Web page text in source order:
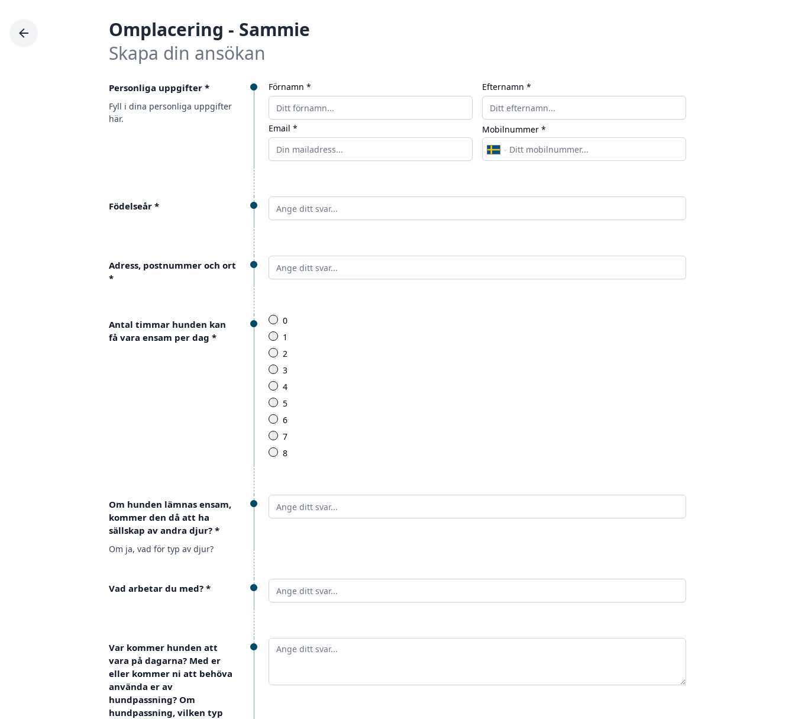
Omplacering - Sammie
Skapa din ansökan
Personliga uppgifter *
Fyll i dina personliga uppgifter
här.
Förnamn * Efternamn *
Email * Mobilnummer *
Födelseår *
Adress, postnummer och ort
*
Antal timmar hunden kan
få vara ensam per dag *
0
1
2
3
4
5
6
7
8
Om hunden lämnas ensam,
kommer den då att ha
sällskap av andra djur? *
Om ja, vad för typ av djur?
Vad arbetar du med? *
Var kommer hunden att
vara på dagarna? Med er
eller kommer ni att behöva
använda er av
hundpassning? Om
hundpassning, vilken typ